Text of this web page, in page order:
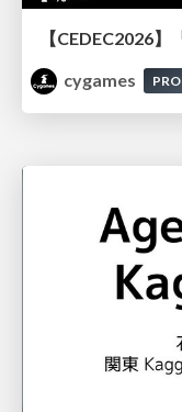
cygames
PRO